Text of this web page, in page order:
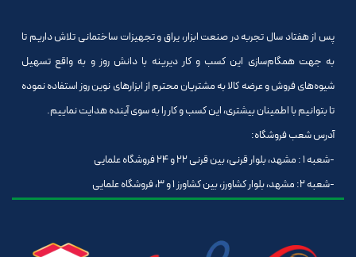
پس از هفتاد سال تجربه در صنعت ابزار، یراق و تجهیزات ساختمانی تلاش داریم تا
به جهت همگام‌سازی این کسب و کار دیرینه با دانش روز و به واقع تسهیل
شیوه‌های فروش و عرضه کالا به مشتریان محترم از ابزارهای نوین روز استفاده نموده
تا بتوانیم با اطمینان بیشتری، این کسب و کار را به سوی آینده هدایت نماییم.
آدرس شعب فروشگاه:
-شعبه 1 : مشهد، بلوار قرنی، بین قرنی 22 و 24 فروشگاه علمایی
-شعبه 2: مشهد، بلوار کشاورز، بین کشاورز 1 و 3، فروشگاه علمایی